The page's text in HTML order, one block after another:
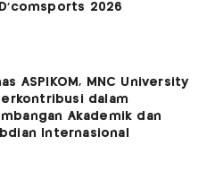
2026
ASPIKOM, MNC University
dalam
Akademik dan
Internasional